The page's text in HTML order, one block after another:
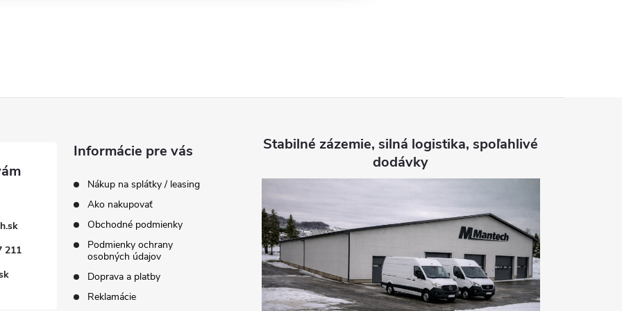
211
Informácie pre vás
Nákup na splátky / leasing
Ako nakupovať
Obchodné podmienky
Podmienky ochrany
osobných údajov
Doprava a platby
Reklamácie
Stabilné zázemie, silná logistika, spoľahlivé
dodávky